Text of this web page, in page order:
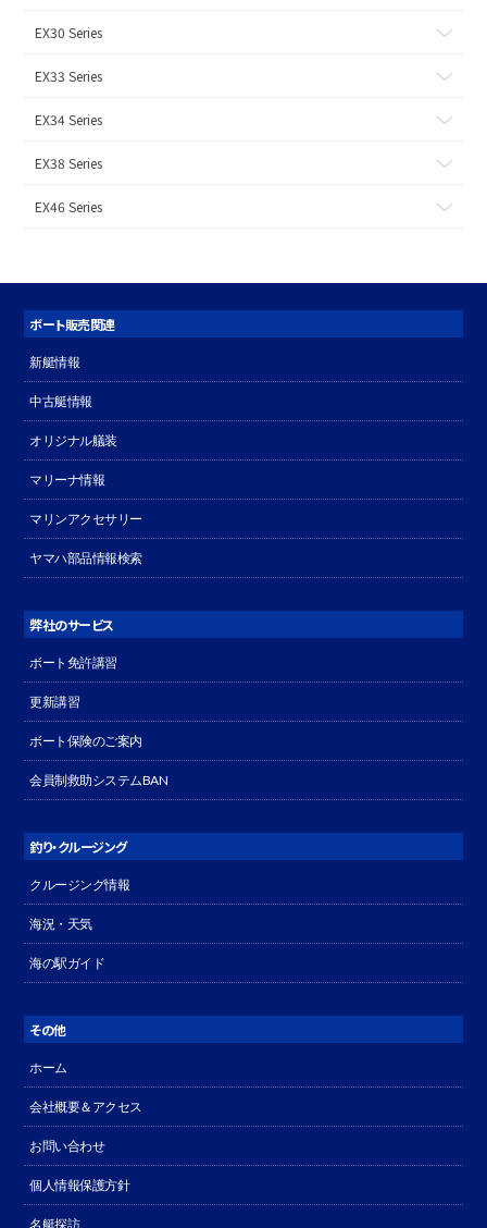
EX30 Series
EX33 Series
EX34 Series
EX38 Series
EX46 Series
ボート販売関連
新艇情報
中古艇情報
オリジナル艤装
マリーナ情報
マリンアクセサリー
ヤマハ部品情報検索
弊社のサービス
ボート免許講習
更新講習
ボート保険のご案内
会員制救助システムBAN
釣り・クルージング
クルージング情報
海況・天気
海の駅ガイド
その他
ホーム
会社概要＆アクセス
お問い合わせ
個人情報保護方針
名艇探訪